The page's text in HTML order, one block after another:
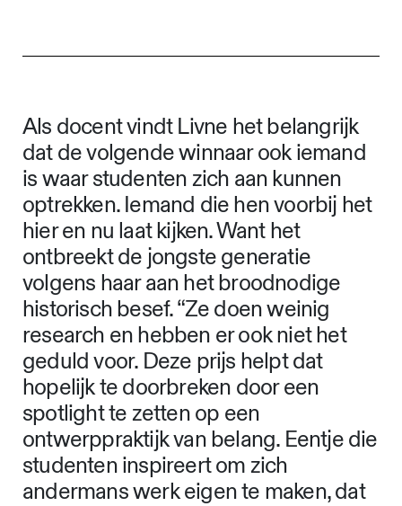
Als docent vindt Livne het belangrijk
dat de volgende winnaar ook iemand
is waar studenten zich aan kunnen
optrekken. Iemand die hen voorbij het
hier en nu laat kijken. Want het
ontbreekt de jongste generatie
volgens haar aan het broodnodige
historisch besef. “Ze doen weinig
research en hebben er ook niet het
geduld voor. Deze prijs helpt dat
hopelijk te doorbreken door een
spotlight te zetten op een
ontwerppraktijk van belang. Eentje die
studenten inspireert om zich
andermans werk eigen te maken, dat